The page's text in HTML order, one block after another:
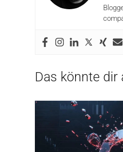
Das könnte dir